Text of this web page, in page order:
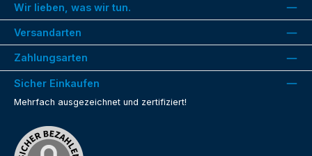
Wir lieben, was wir tun.
Versandarten
Zahlungsarten
Sicher Einkaufen
Mehrfach ausgezeichnet und zertifiziert!